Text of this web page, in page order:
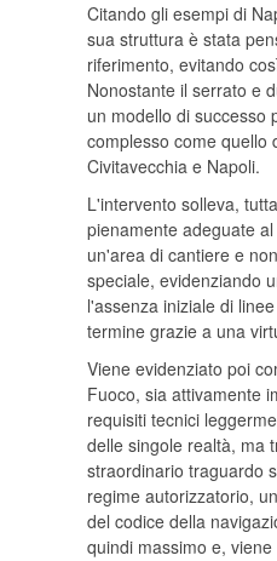
Citando gli esempi di
sua struttura è stata
riferimento, evitando
Nonostante il serrato e
un modello di successo
complesso come quello
Civitavecchia e Napoli.
L'intervento solleva,
pienamente adeguate
un'area di cantiere e
speciale, evidenziando
l'assenza iniziale di
termine grazie a una
Viene evidenziato poi
Fuoco, sia attivamente
requisiti tecnici
delle singole realtà, ma
straordinario traguardo
regime autorizzatorio,
del codice della
quindi massimo e,